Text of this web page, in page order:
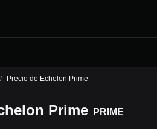
/ Precio de Echelon Prime
Prime PRIME